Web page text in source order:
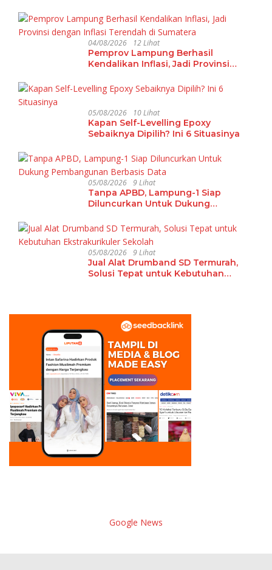
Polis Asuransi Jiwa
04/08/2026 12 Lihat
Pemprov Lampung Berhasil
Kendalikan Inflasi, Jadi Provinsi
Sumatera
05/08/2026 10 Lihat
Kapan Self-Levelling Epoxy
Sebaiknya Dipilih? Ini 6 Situasinya
05/08/2026 9 Lihat
Tanpa APBD, Lampung-1 Siap
Diluncurkan Untuk Dukung
05/08/2026 9 Lihat
Jual Alat Drumband SD Termurah,
Solusi Tepat untuk Kebutuhan
Google News